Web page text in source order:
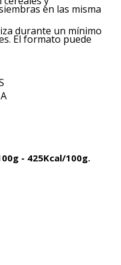
en las misma
durante un mínimo
El formato puede
- 425Kcal/100g.